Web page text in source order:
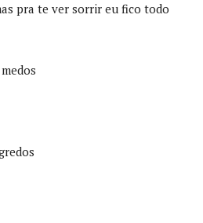
pra te ver sorrir eu fico todo